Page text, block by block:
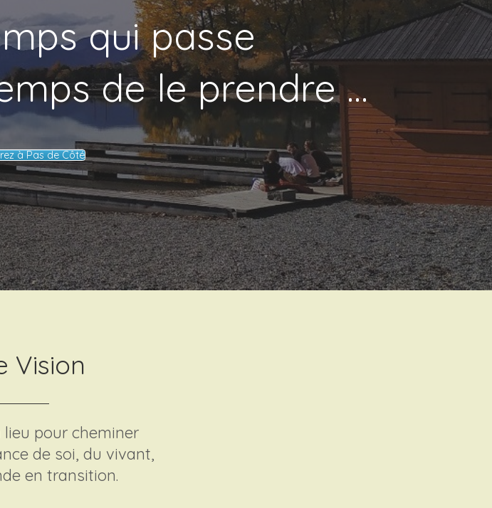
qui passe
de le prendre ...
à Pas de Côté
Vision
lieu pour cheminer
de soi, du vivant,
en transition.